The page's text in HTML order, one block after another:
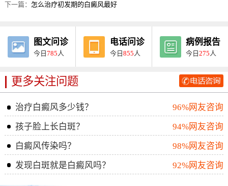
下一篇： 怎么治疗初发期的白癜风最好
图文问诊
今日785 人
电话问诊
今日855 人
病例报告
今日275 人
更多关注问题
治疗白癜风多少钱？
96%网友咨询
孩子脸上长白斑？
94%网友咨询
白癜风传染吗？
98%网友咨询
发现白斑就是白癜风吗？
92%网友咨询